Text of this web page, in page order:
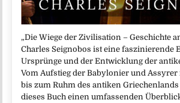
„Die Wiege der Zivilisation – Geschichte
Charles Seignobos ist eine faszinierende
Ursprünge und der Entwicklung der
Vom Aufstieg der Babylonier und
bis zum Ruhm des antiken
dieses Buch einen umfassenden